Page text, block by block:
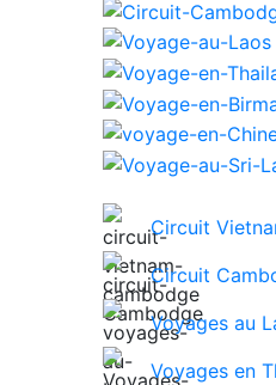
Circuit
Circuit
Voyages au
Voyages en